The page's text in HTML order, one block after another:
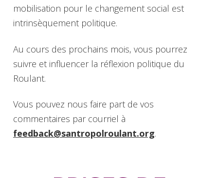
mobilisation pour le changement social est
intrinsèquement politique.
Au cours des prochains mois, vous pourrez
suivre et influencer la réflexion politique du
Roulant.
Vous pouvez nous faire part de vos
commentaires par courriel à
feedback@santropolroulant.org.